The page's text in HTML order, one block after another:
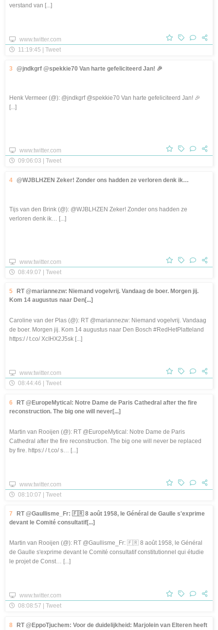
verstand van [...]
www.twitter.com
11:19:45 | Tweet
3 @jndkgrf @spekkie70 Van harte gefeliciteerd Jan! 🎉
Henk Vermeer (@): @jndkgrf @spekkie70 Van harte gefeliciteerd Jan! 🎉
[...]
www.twitter.com
09:06:03 | Tweet
4 @WJBLHZEN Zeker! Zonder ons hadden ze verloren denk ik…
Tijs van den Brink (@): @WJBLHZEN Zeker! Zonder ons hadden ze
verloren denk ik… [...]
www.twitter.com
08:49:07 | Tweet
5
RT @mariannezw: Niemand vogelvrij. Vandaag de boer. Morgen jij.
Kom 14 augustus naar Den[...]
Caroline van der Plas (@): RT @mariannezw: Niemand vogelvrij. Vandaag
de boer. Morgen jij. Kom 14 augustus naar Den Bosch #RedHetPlatteland
https:/ / t.co/ XcIHX2J5sk [...]
www.twitter.com
08:44:46 | Tweet
6
RT @EuropeMytical: Notre Dame de Paris Cathedral after the fire
reconstruction. The big one will never[...]
Martin van Rooijen (@): RT @EuropeMytical: Notre Dame de Paris
Cathedral after the fire reconstruction. The big one will never be replaced
by fire. https:/ / t.co/ s… [...]
www.twitter.com
08:10:07 | Tweet
7
RT @Gaullisme_Fr: 🇫🇷 8 août 1958, le Général de Gaulle s'exprime
devant le Comité consultatif[...]
Martin van Rooijen (@): RT @Gaullisme_Fr: 🇫🇷 8 août 1958, le Général
de Gaulle s'exprime devant le Comité consultatif constitutionnel qui étudie
le projet de Const… [...]
www.twitter.com
08:08:57 | Tweet
8 RT @EppoTjuchem: Voor de duidelijkheid: Marjolein van Elteren heeft